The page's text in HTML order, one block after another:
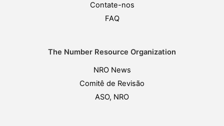
Contate-nos
FAQ
The Number Resource Organization
NRO News
Comitê de Revisão
ASO, NRO